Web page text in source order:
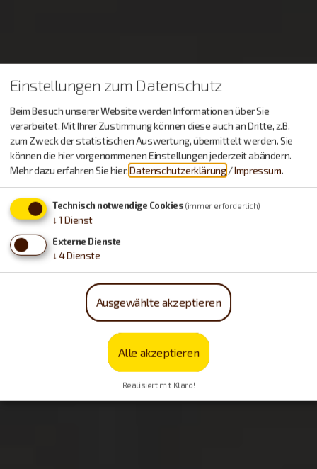
Möchten Sie von OpenStreetMap/Leaflet bereitgestellte
Einstellungen zum Datenschutz
Beim Besuch unserer Website werden Informationen über Sie
verarbeitet. Mit Ihrer Zustimmung können diese auch an Dritte, z.B.
zum Zweck der statistischen Auswertung, übermittelt werden. Sie
können die hier vorgenommenen Einstellungen jederzeit abändern.
Mehr dazu erfahren Sie hier:Datenschutzerklärung /Impressum.
Technisch notwendige Cookies (immer erforderlich)
↓ 1 Dienst
Externe Dienste
↓ 4Dienste
Ausgewählte akzeptieren
Alle akzeptieren
Realisiert mit Klaro!